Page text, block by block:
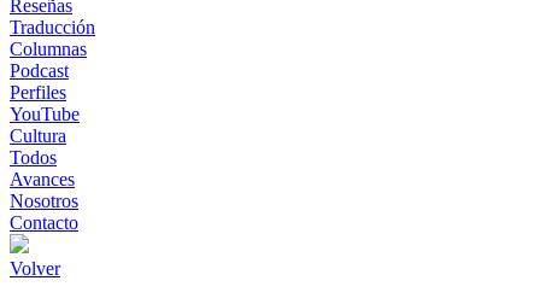
Reseñas
Traducción
Columnas
Podcast
Perfiles
YouTube
Cultura
Todos
Avances
Nosotros
Contacto
Volver